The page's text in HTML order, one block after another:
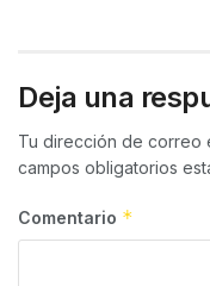
Deja una
Tu dirección de correo
campos obligatorios
Comentario *